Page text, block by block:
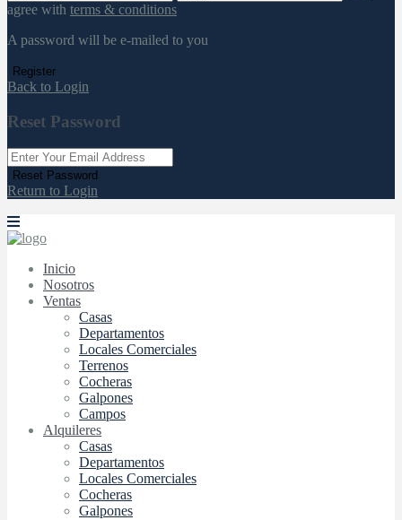
agree with terms & conditions
A password will be e-mailed to you
Register
Back to Login
Reset Password
Reset Password
Return to Login
Inicio
Nosotros
Ventas
Casas
Departamentos
Locales Comerciales
Terrenos
Cocheras
Galpones
Campos
Alquileres
Casas
Departamentos
Locales Comerciales
Cocheras
Galpones